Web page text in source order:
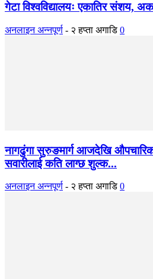
गेटा विश्वविद्यालयः एकातिर संशय,
अनलाइन अन्नपूर्ण - २ हप्ता अगाडि 0
नागढुंगा सुरुङमार्ग आजदेखि
सवारीलाई कति लाग्छ शुल्क...
अनलाइन अन्नपूर्ण - २ हप्ता अगाडि 0